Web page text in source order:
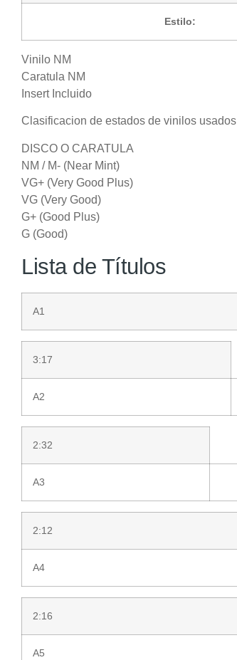
Estilo:
Vinilo NM
Caratula NM
Insert Incluido
Clasificacion de estados de vinilos usados
DISCO O CARATULA
NM / M- (Near Mint)
VG+ (Very Good Plus)
VG (Very Good)
G+ (Good Plus)
G (Good)
Lista de Títulos
A1
3:17
A2
2:32
A3
2:12
A4
2:16
A5